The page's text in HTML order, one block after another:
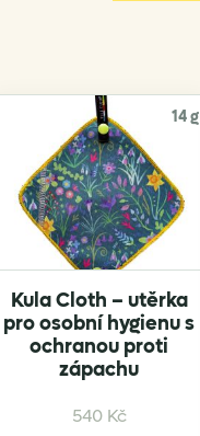
14 g
Kula Cloth – utěrka
pro osobní hygienu s
ochranou proti
zápachu
540 Kč